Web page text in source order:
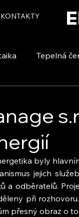
KONTAKTY
Tepelná
byly
jejich
a odběratelů.
při
přesný obraz o